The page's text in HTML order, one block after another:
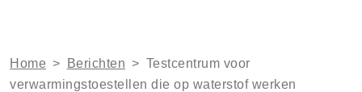
Home > Berichten > Testcentrum voor
verwarmingstoestellen die op waterstof werken